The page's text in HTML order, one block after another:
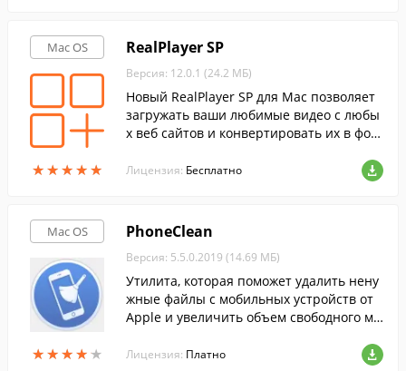
Mac OS
★★★★★
★★★★★
RealPlayer SP
Версия: 12.0.1 (24.2 МБ)
Новый RealPlayer SP для Mac позволяет
загружать ваши любимые видео с любы
х веб сайтов и конвертировать их в фор
erry и других, быстро и легко.
Лицензия: Бесплатно
Mac OS
★★★★★
★★★★★
PhoneClean
Версия: 5.5.0.2019 (14.69 МБ)
Утилита, которая поможет удалить нену
жные файлы с мобильных устройств от
Apple и увеличить объем свободного ме
Лицензия: Платно